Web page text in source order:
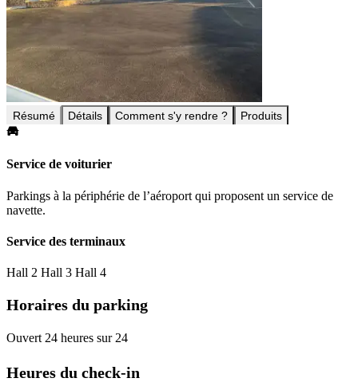
Résumé Détails Comment s'y rendre ? Produits
Service de voiturier
Parkings à la périphérie de l’aéroport qui proposent un service de
navette.
Service des terminaux
Hall 2 Hall 3 Hall 4
Horaires du parking
Ouvert 24 heures sur 24
Heures du check-in